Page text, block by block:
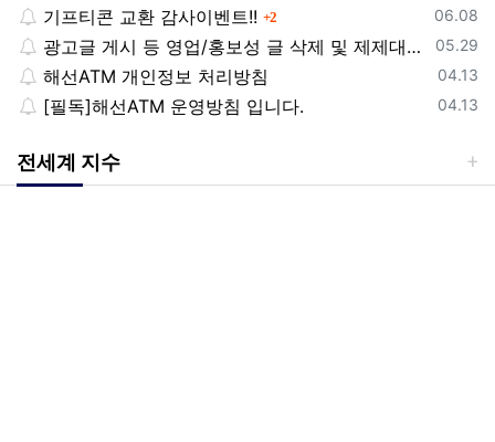
등록일
06.08
기프티콘 교환 감사이벤트!! 2댓글
등록일
05.29
광고글 게시 등 영업/홍보성 글 삭제 및 제제대상입니다.
등록일
04.13
해선ATM 개인정보 처리방침
등록일
04.13
[필독]해선ATM 운영방침 입니다.
전세계 지수